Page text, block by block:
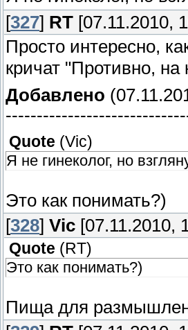
[327] RT [07.11.2010,
Просто интересно,
кричат "Противно, на
Добавлено
Quote (Vic)
Я не гинеколог, но
Это как понимать?)
[328] Vic [07.11.2010,
Quote (RT)
Это как понимать?)
Пища для